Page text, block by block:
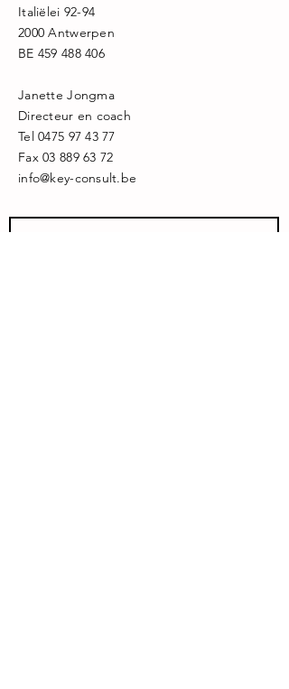
Italiëlei 92-94
2000 Antwerpen
BE 459 488 406
Janette Jongma
Directeur en coach
Tel0475 97 43 77
Fax03 889 63 72
info@key-consult.be